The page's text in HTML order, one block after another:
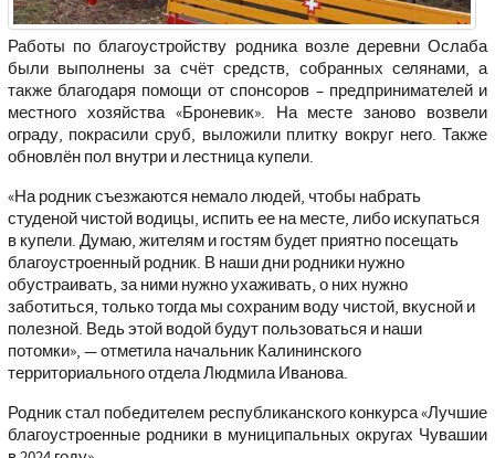
Работы по благоустройству родника возле деревни Ослаба
были выполнены за счёт средств, собранных селянами, а
также благодаря помощи от спонсоров – предпринимателей и
местного хозяйства «Броневик». На месте заново возвели
ограду, покрасили сруб, выложили плитку вокруг него. Также
обновлён пол внутри и лестница купели.
«На родник съезжаются немало людей, чтобы набрать
студеной чистой водицы, испить ее на месте, либо искупаться
в купели. Думаю, жителям и гостям будет приятно посещать
благоустроенный родник. В наши дни родники нужно
обустраивать, за ними нужно ухаживать, о них нужно
заботиться, только тогда мы сохраним воду чистой, вкусной и
полезной. Ведь этой водой будут пользоваться и наши
потомки», — отметила начальник Калининского
территориального отдела Людмила Иванова.
Родник стал победителем республиканского конкурса «Лучшие
благоустроенные родники в муниципальных округах Чувашии